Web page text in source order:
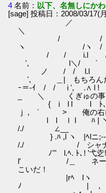
4 名前： 以下、名無しにか
[sage] 投稿日：2008/03/17(
／
＼
/ / / ',
ヽ /ヽ /
/ / i.l / l
', l＼/ `
ノ / /
', ＿| もちろんだ
ｰ＝-ｲ / / i ',
_ ＼ くぎゅの事を
{ i l l l ﾄ､ l
ｊ ,ゝ´ > 俺の右に
l l ｌ l ﾊ | ヽ!
/./ ∠__
} .ﾊ ,l ヽ |ﾍlニ;--
/./ / シャナ、ルイ
ﾉ'" l.ﾍ. ﾄ､! '
l′ /＿ ネーナ、り
こいだ！
|rﾍ l
ﾉ | ,